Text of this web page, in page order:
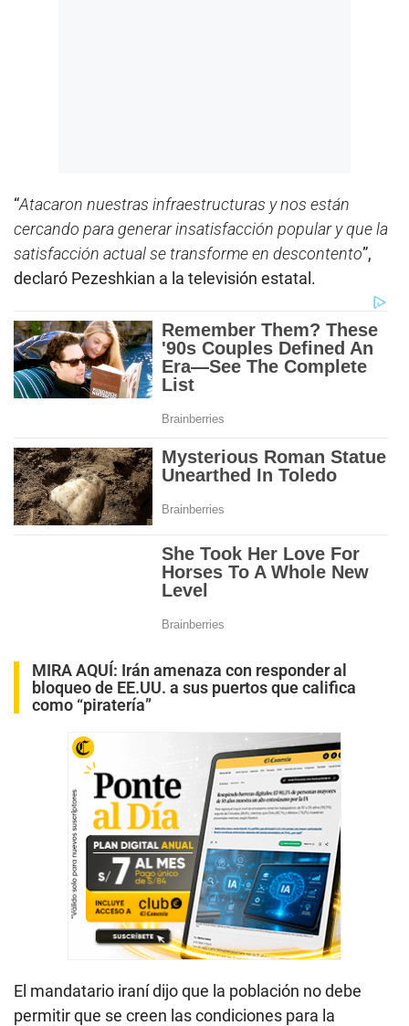
“Atacaron nuestras infraestructuras y nos están
cercando para generar insatisfacción popular y que la
satisfacción actual se transforme en descontento”,
declaró Pezeshkian a la televisión estatal.
MIRA AQUÍ: Irán amenaza con responder al
bloqueo de EE.UU. a sus puertos que califica
como “piratería”
El mandatario iraní dijo que la población no debe
permitir que se creen las condiciones para la